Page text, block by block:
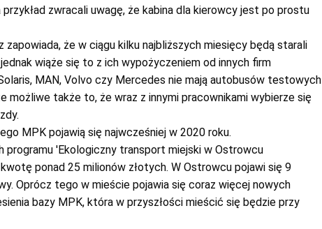
zwracali uwagę, że kabina dla kierowcy jest po prostu
że w ciągu kilku najbliższych miesięcy będą starali
wiąże się to z ich wypożyczeniem od innych firm
MAN, Volvo czy Mercedes nie mają autobusów testowych
możliwe także to, że wraz z innymi pracownikami wybierze się
MPK pojawią się najwcześniej w 2020 roku.
programu 'Ekologiczny transport miejski w Ostrowcu
ponad 25 milionów złotych. W Ostrowcu pojawi się 9
Oprócz tego w mieście pojawia się coraz więcej nowych
bazy MPK, która w przyszłości mieścić się będzie przy